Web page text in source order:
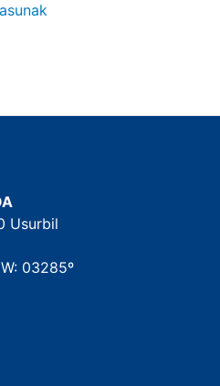
Usurbil
03285º